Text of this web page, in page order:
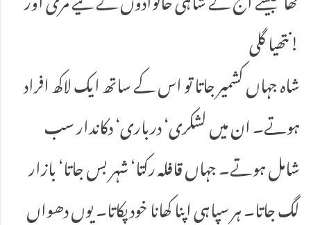
نتھیا گلی!
شاہ جہاں کشمیر جاتا تو اس کے ساتھ ایک لاکھ افراد
ہوتے۔ ان میں لشکری‘ درباری‘ دکاندار سب
شامل ہوتے۔ جہاں قافلہ رکتا‘ شہر بس جاتا‘ بازار
لگ جاتا۔ ہر سپاہی اپنا کھانا خود پکاتا۔ یوں دھواں